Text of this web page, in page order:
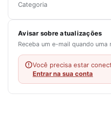
Categoria
Avisar sobre atualizações
Receba um e-mail quando
Você precisa estar
Entrar na sua conta